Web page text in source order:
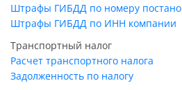
Штрафы ГИБДД по номеру
Штрафы ГИБДД по ИНН компании
Транспортный налог
Расчет транспортного налога
Задолженность по налогу